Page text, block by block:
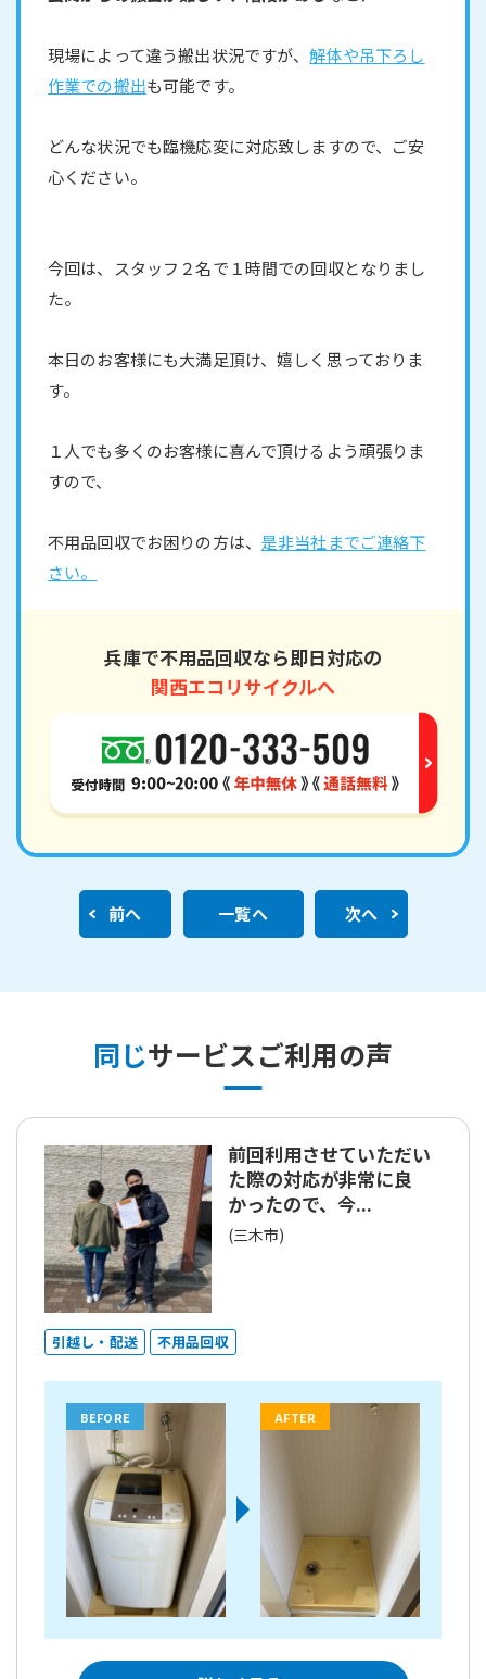
現場によって違う搬出状況ですが、解体や吊下ろし
作業での搬出も可能です。
どんな状況でも臨機応変に対応致しますので、ご安
心ください。
今回は、スタッフ２名で１時間での回収となりまし
た。
本日のお客様にも大満足頂け、嬉しく思っておりま
す。
１人でも多くのお客様に喜んで頂けるよう頑張りま
すので、
不用品回収でお困りの方は、 是非当社までご連絡下
さい。
兵庫で不用品回収なら即日対応の
関西エコリサイクルへ
前へ 一覧へ 次へ
同じサービスご利用の声
前回利用させていただい
た際の対応が非常に良
かったので、今...
(三木市)
引越し・配送 不用品回収
BEFORE AFTER